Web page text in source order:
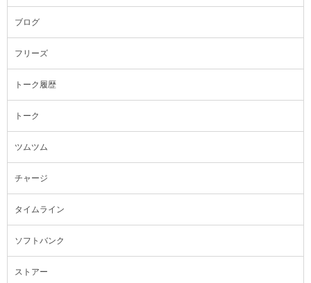
ブログ
フリーズ
トーク履歴
トーク
ツムツム
チャージ
タイムライン
ソフトバンク
ストアー